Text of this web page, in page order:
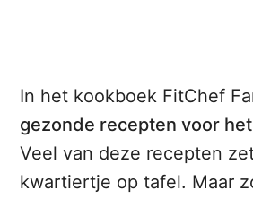
In het kookboek FitChef
gezonde recepten voor
Veel van deze recepten
kwartiertje op tafel. Maar